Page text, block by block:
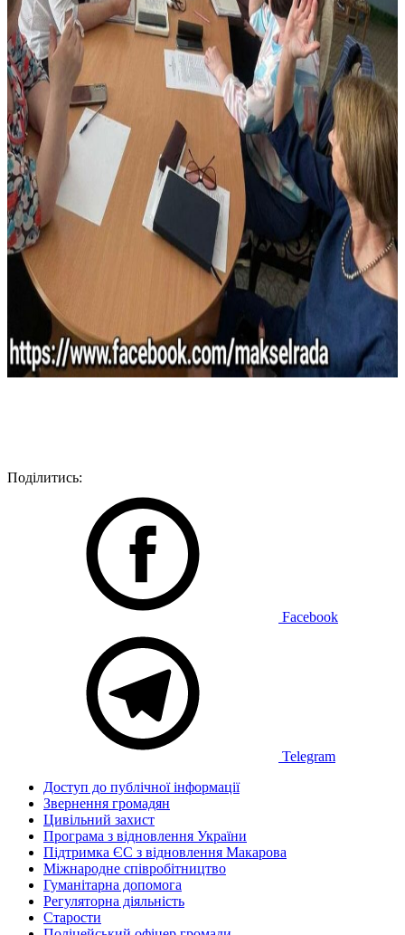
Поділитись:
Facebook
Telegram
Доступ до публічної інформації
Звернення громадян
Цивільний захист
Програма з відновлення України
Підтримка ЄС з відновлення Макарова
Міжнародне співробітництво
Гуманітарна допомога
Регуляторна діяльність
Старости